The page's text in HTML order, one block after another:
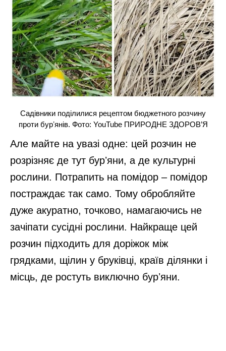
Садівники поділилися рецептом бюджетного розчину
проти бурʼянів. Фото: YouTube ПРИРОДНЕ ЗДОРОВ’Я
Але майте на увазі одне: цей розчин не
розрізняє де тут бурʼяни, а де культурні
рослини. Потрапить на помідор – помідор
постраждає так само. Тому обробляйте
дуже акуратно, точково, намагаючись не
зачіпати сусідні рослини. Найкраще цей
розчин підходить для доріжок між
грядками, щілин у бруківці, країв ділянки і
місць, де ростуть виключно бурʼяни.